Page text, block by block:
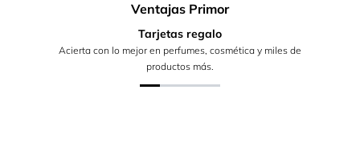
Ventajas Primor
Tarjetas regalo
Acierta con lo mejor en perfumes, cosmética y miles de
productos más.